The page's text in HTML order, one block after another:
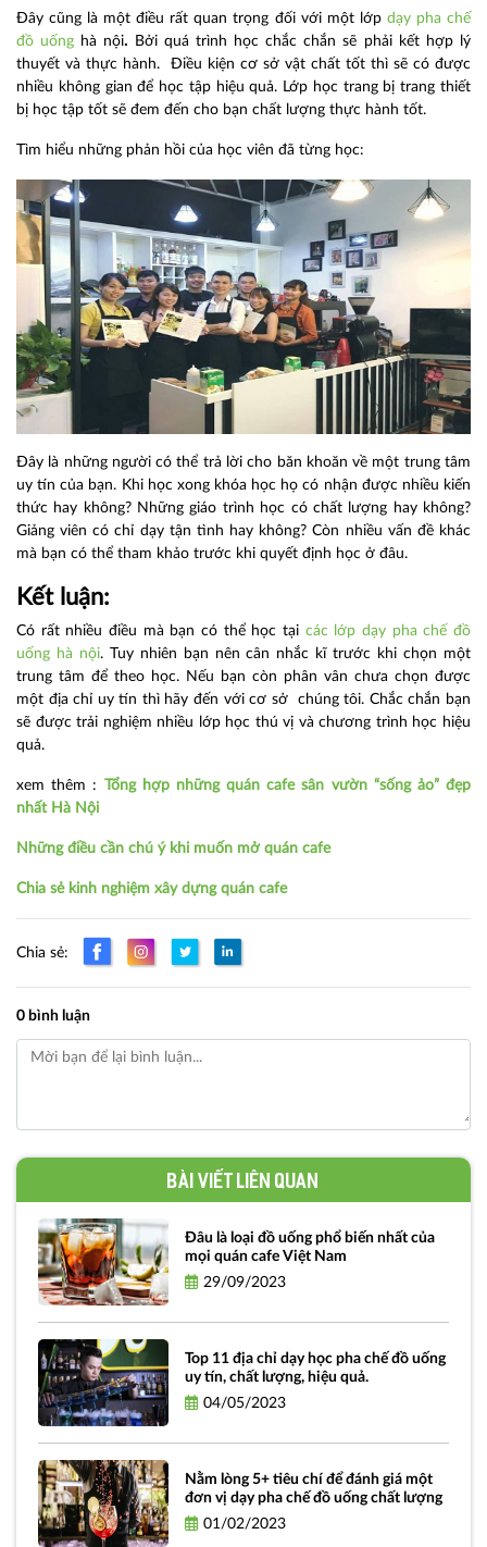
Đây cũng là một điều rất quan trọng đối với một lớp dạy pha chế
đồ uống hà nội.
Bởi quá trình học chắc chắn sẽ phải kết hợp lý
thuyết và thực hành. Điều kiện cơ sở vật chất tốt thì sẽ có được
nhiều không gian để học tập hiệu quả. Lớp học trang bị trang thiết
bị học tập tốt sẽ đem đến cho bạn chất lượng thực hành tốt.
Tìm hiểu những phản hồi của học viên đã từng học:
Đây là những người có thể trả lời cho băn khoăn về một trung tâm
uy tín của bạn. Khi học xong khóa học họ có nhận được nhiều kiến
thức hay không? Những giáo trình học có chất lượng hay không?
Giảng viên có chỉ dạy tận tình hay không? Còn nhiều vấn đề khác
mà bạn có thể tham khảo trước khi quyết định học ở đâu.
Kết luận:
Có rất nhiều điều mà bạn có thể học tại các lớp dạy pha chế đồ
uống hà nội. Tuy nhiên bạn nên cân nhắc kĩ trước khi chọn một
trung tâm để theo học. Nếu bạn còn phân vân chưa chọn được
một địa chỉ uy tín thì hãy đến với cơ sở chúng tôi. Chắc chắn bạn
sẽ được trải nghiệm nhiều lớp học thú vị và chương trình học hiệu
quả.
xem thêm :
Tổng hợp những quán cafe sân vườn “sống ảo” đẹp
nhất Hà Nội
Những điều cần chú ý khi muốn mở quán cafe
Chia sẻ kinh nghiệm xây dựng quán cafe
Chia sẻ:
0 bình luận
Bài viết liên quan
Đâu là loại đồ uống phổ biến nhất của
mọi quán cafe Việt Nam
29/09/2023
Top 11 địa chỉ dạy học pha chế đồ uống
uy tín, chất lượng, hiệu quả.
04/05/2023
Nằm lòng 5+ tiêu chí để đánh giá một
đơn vị dạy pha chế đồ uống chất lượng
01/02/2023